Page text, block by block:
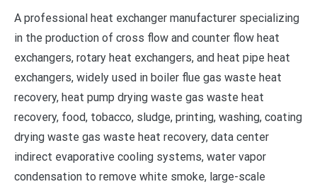
A professional heat exchanger manufacturer specializing
in the production of cross flow and counter flow heat
exchangers, rotary heat exchangers, and heat pipe heat
exchangers, widely used in boiler flue gas waste heat
recovery, heat pump drying waste gas waste heat
recovery, food, tobacco, sludge, printing, washing, coating
drying waste gas waste heat recovery, data center
indirect evaporative cooling systems, water vapor
condensation to remove white smoke, large-scale